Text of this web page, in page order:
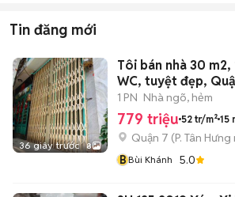
Tin đăng mới
36 giây trước 8
Tôi bán nhà 30 m2,
WC, tuyệt đẹp,
1 PN Nhà ngõ, hẻm
779 triệu 52 tr/m² 15
Quận 7 (P. Tân Hưng
BBùi Khánh 5.0